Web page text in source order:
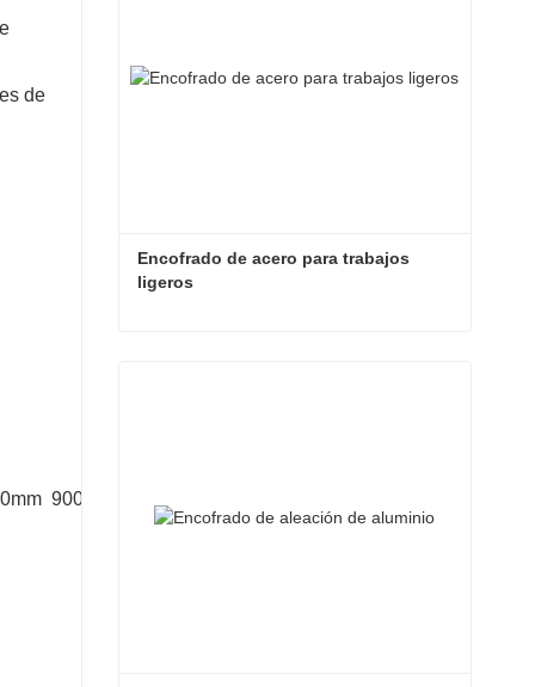
de
900X450mm 900X300mm
Encofrado de acero para trabajos
ligeros